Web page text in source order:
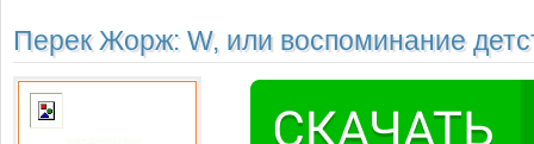
Перек Жорж: W, или воспоминание